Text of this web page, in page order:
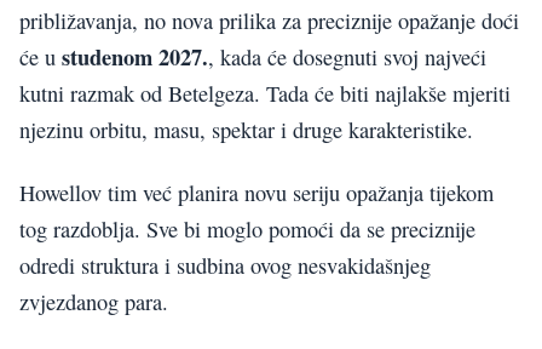
približavanja, no nova prilika za preciznije opažanje doći
će u studenom 2027., kada će dosegnuti svoj najveći
kutni razmak od Betelgeza. Tada će biti najlakše mjeriti
njezinu orbitu, masu, spektar i druge karakteristike.
Howellov tim već planira novu seriju opažanja tijekom
tog razdoblja. Sve bi moglo pomoći da se preciznije
odredi struktura i sudbina ovog nesvakidašnjeg
zvjezdanog para.